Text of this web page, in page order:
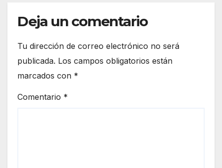
Deja un comentario
Tu dirección de correo electrónico no será
publicada. Los campos obligatorios están
marcados con *
Comentario *